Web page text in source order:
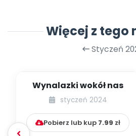
Więcej z tego
Styczeń
Wynalazki wokół nas
styczeń 2024
Pobierz lub kup 7.99 zł